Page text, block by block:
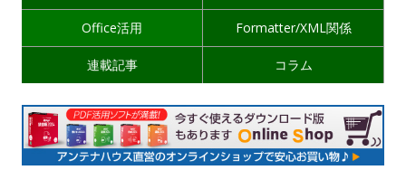
Office活用 Formatter/XML関係
連載記事 コラム